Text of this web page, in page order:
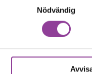
Nödvändig
599,00kr
(Original Display)